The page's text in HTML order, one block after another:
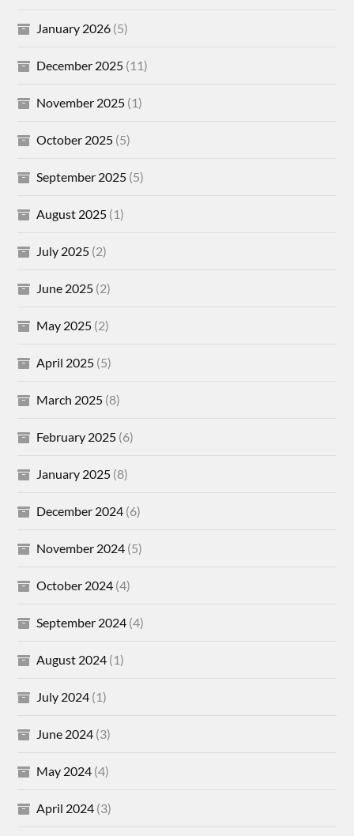
January 2026 (5)
December 2025 (11)
November 2025 (1)
October 2025 (5)
September 2025 (5)
August 2025 (1)
July 2025 (2)
June 2025 (2)
May 2025 (2)
April 2025 (5)
March 2025 (8)
February 2025 (6)
January 2025 (8)
December 2024 (6)
November 2024 (5)
October 2024 (4)
September 2024 (4)
August 2024 (1)
July 2024 (1)
June 2024 (3)
May 2024 (4)
April 2024 (3)